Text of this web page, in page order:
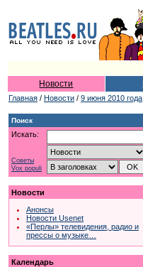
Новости
Главная / Новости / 9 июня 2010 года
Поиск
Искать:
Советы
Vox populi
Новости
Анонсы
Новости Usenet
«Перлы» телевидения, радио и
прессы о музыке…
Календарь